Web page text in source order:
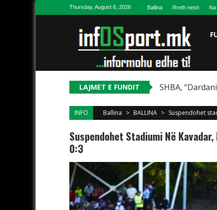
Skip to contentThursday, August 6, 2026 Ballina Rreth nesh Na
LAJMET E FUNDIT SHBA,
INFO Ballina > BALLINA > Suspendohet
Suspendohet Stadiumi Në
0:3